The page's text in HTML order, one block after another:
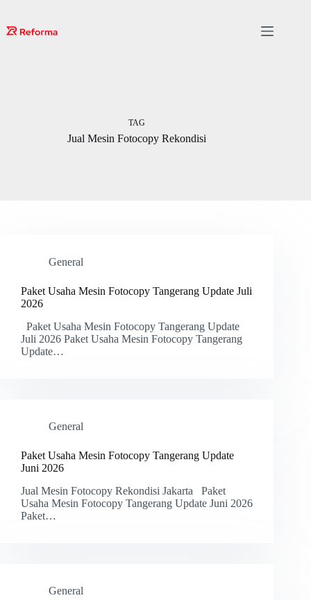
content
TAG
Jual Mesin Fotocopy Rekondisi
General
Paket Usaha Mesin Fotocopy Tangerang Update Juli
2026
Paket Usaha Mesin Fotocopy Tangerang Update
Juli 2026 Paket Usaha Mesin Fotocopy Tangerang
Update…
General
Paket Usaha Mesin Fotocopy Tangerang Update
Juni 2026
Jual Mesin Fotocopy Rekondisi Jakarta Paket
Usaha Mesin Fotocopy Tangerang Update Juni 2026
Paket…
General